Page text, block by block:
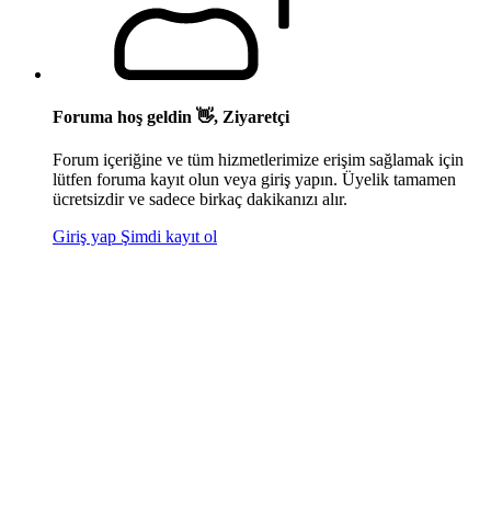
Foruma hoş geldin 👋, Ziyaretçi
Forum içeriğine ve tüm hizmetlerimize erişim sağlamak için
lütfen foruma kayıt olun veya giriş yapın. Üyelik tamamen
ücretsizdir ve sadece birkaç dakikanızı alır.
Giriş yap Şimdi kayıt ol